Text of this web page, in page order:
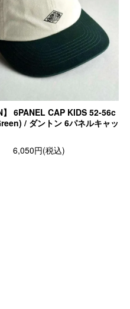
】 6PANEL CAP KIDS 52-56c
/ ダントン 6パネルキャッ
6,050円(税込)